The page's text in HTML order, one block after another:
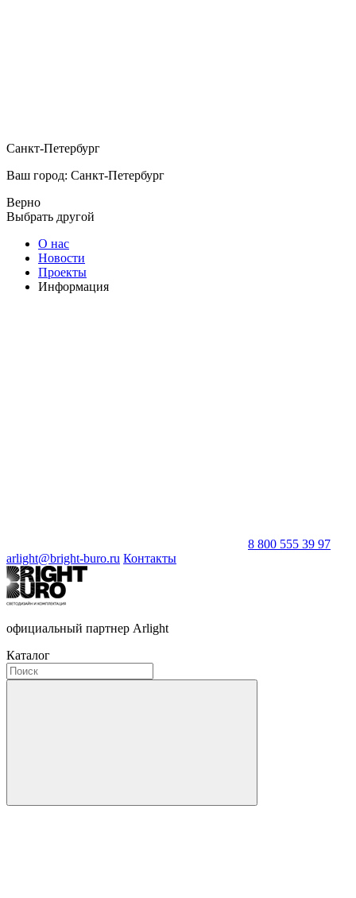
Санкт-Петербург
Ваш город: Санкт-Петербург
Верно
Выбрать другой
О нас
Новости
Проекты
Информация
8 800 555 39 97
arlight@bright-buro.ru Контакты
официальный партнер Arlight
Каталог